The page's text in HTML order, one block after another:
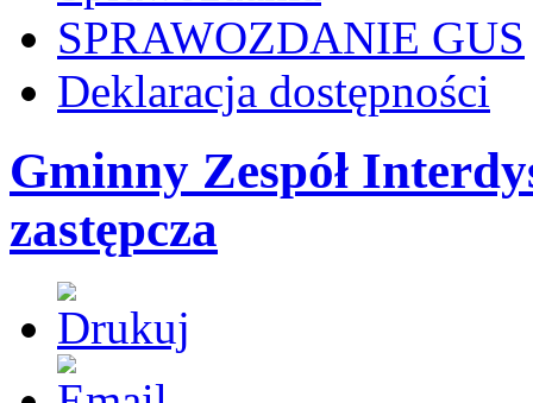
SPRAWOZDANIE GUS
Deklaracja dostępności
Gminny Zespół
zastępcza